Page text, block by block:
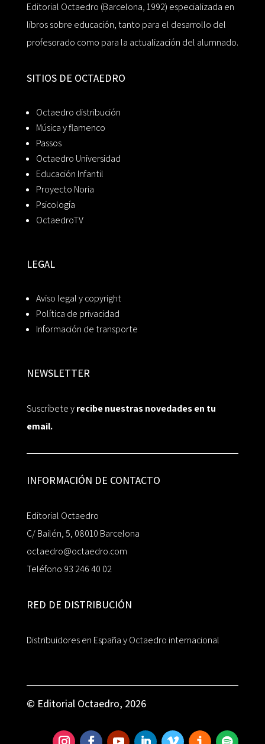
Editorial Octaedro (Barcelona, 1992) especializada en
libros sobre educación, tanto para el desarrollo del
profesorado como para la actualización del alumnado.
SITIOS DE OCTAEDRO
Octaedro distribución
Música y flamenco
Passos
Octaedro Universidad
Educación Infantil
Proyecto Noria
Psicología
OctaedroTV
LEGAL
Aviso legal y copyright
Política de privacidad
Información de transporte
NEWSLETTER
Suscríbete yrecibe nuestras novedades en tu
email.
INFORMACIÓN DE CONTACTO
Editorial Octaedro
C/ Bailén, 5, 08010 Barcelona
octaedro@octaedro.com
Teléfono 93 246 40 02
RED DE DISTRIBUCIÓN
Distribuidores en España y Octaedro internacional
© Editorial Octaedro, 2026